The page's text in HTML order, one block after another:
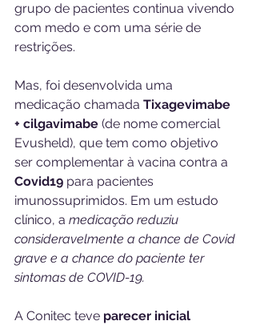
grupo de pacientes continua vivendo
com medo e com uma série de
restrições.
Mas, foi desenvolvida uma
medicação chamada Tixagevimabe
+ cilgavimabe (de nome comercial
Evusheld), que tem como objetivo
ser complementar à vacina contra a
Covid19 para pacientes
imunossuprimidos. Em um estudo
clínico, a medicação reduziu
consideravelmente a chance de Covid
grave e a chance do paciente ter
sintomas de COVID-19.
A Conitec teve parecer inicial